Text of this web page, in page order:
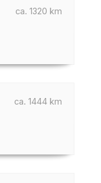
ca. 1320 km
ca. 1444 km